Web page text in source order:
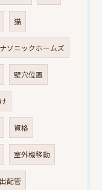
猫
ソニックホームズ
壁穴位置
資格
室外機移動
配管